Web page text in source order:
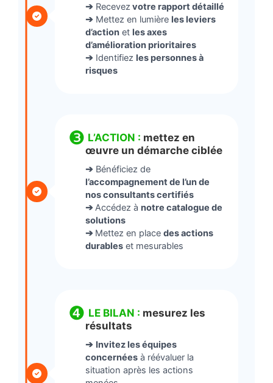
➔Recevez votre rapport détaillé
➔Mettez en lumière les leviers
d’actionet les axes
d’amélioration prioritaires
➔Identifiez les personnes à
risques
❸ L’ACTION : mettez en
œuvre un démarche ciblée
➔Bénéficiez de
l’accompagnement de l’un de
nos consultants certifiés
➔Accédez à notre catalogue de
solutions
➔ Mettez en place des actions
durableset mesurables
❹ LE BILAN : mesurez les
résultats
➔ Invitez les équipes
concernéesà réévaluer la
situation après les actions